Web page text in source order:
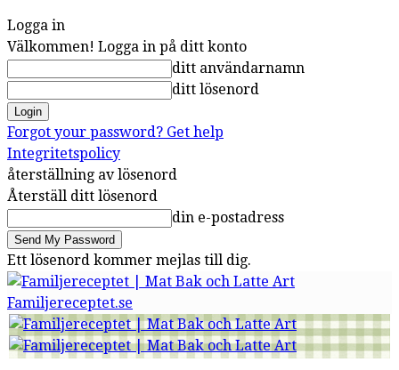
Logga in
Välkommen! Logga in på ditt konto
ditt användarnamn
ditt lösenord
Forgot your password? Get help
Integritetspolicy
återställning av lösenord
Återställ ditt lösenord
din e-postadress
Ett lösenord kommer mejlas till dig.
Familjereceptet.se